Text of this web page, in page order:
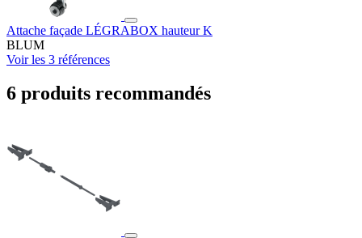
Attache façade LÉGRABOX hauteur K
BLUM
Voir les 3 références
6 produits recommandés